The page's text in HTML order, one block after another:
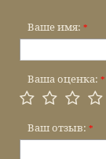
Ваше имя: *
Ваша оценка: *
Ваш отзыв: *